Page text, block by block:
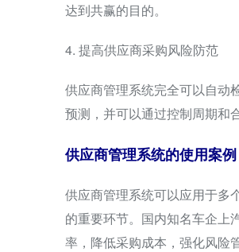
达到共赢的目的。
4. 提高供应商采购风险防范
供应商管理系统完全可以自动
预测，并可以通过控制周期和
供应商管理系统的使用案例
供应商管理系统可以应用于多
的重要环节。国内知名车企上
率，降低采购成本，强化风险